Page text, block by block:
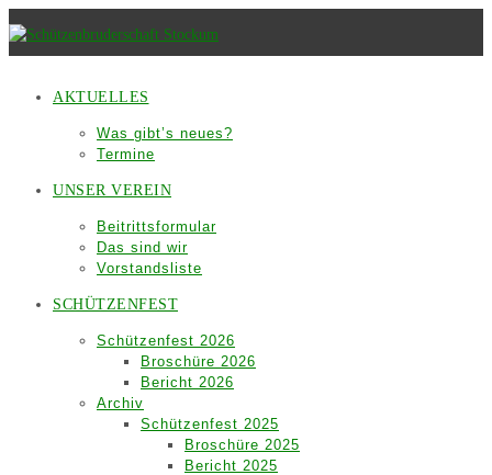
Inhalt
springen
AKTUELLES
Was gibt’s neues?
Termine
UNSER VEREIN
Beitrittsformular
Das sind wir
Vorstandsliste
SCHÜTZENFEST
Schützenfest 2026
Broschüre 2026
Bericht 2026
Archiv
Schützenfest 2025
Broschüre 2025
Bericht 2025